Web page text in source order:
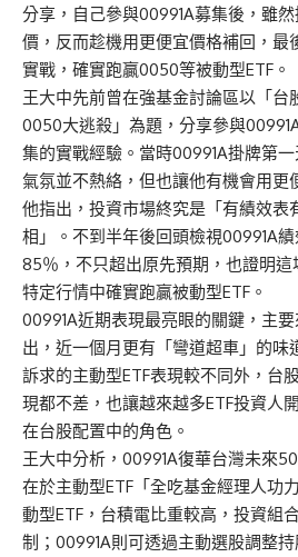
分享，自己參與00991A募集後，雖
價，反而趁機用更便宜價格補回，最
實戰，確實跑贏0050等被動型ETF。
王大中先前曾在強基金討論區以「台
0050大逃殺」為題，分享參與
集的實戰經驗。當時00991A掛牌第
氣氛並不熱絡，但也讓他有機會用更
他指出，投資市場終究是「有績效表
相」。不到半年後回頭檢視00991A
85％，不只超出原先預期，也證明這
特定行情中確實跑贏被動型ETF。
00991A近期表現最亮眼的關鍵，主
出，近一個月更有「彎道超車」的味
訴求的主動型ETF表現較不同外，台
現都不差，也讓越來越多ETF投資人
在台股配置中的角色。
王大中分析，00991A復華台灣未來
在於主動型ETF「全吃基金經理人功
動型ETF，台積電比重較高，投資組
制；00991A則可透過主動選股調整